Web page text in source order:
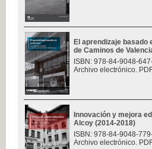
El aprendizaje
de Caminos de
ISBN: 978-84-9048-
Archivo electrónico.
Innovación y mejora
Alcoy (2014-2018)
ISBN: 978-84-9048-
Archivo electrónico.